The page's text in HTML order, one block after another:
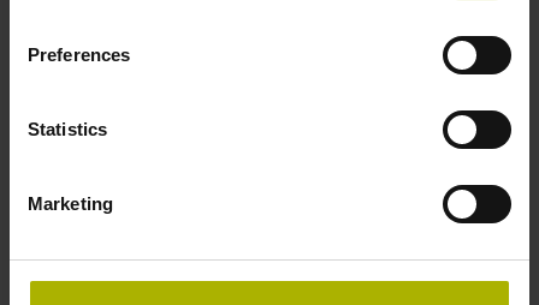
Preferences
Statistics
Marketing